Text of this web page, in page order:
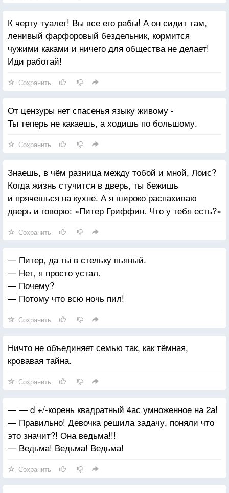
К черту туалет! Вы все его рабы! А он сидит там,
ленивый фарфоровый бездельник, кормится
чужими каками и ничего для общества не делает!
Иди работай!
Сохранить
От цензуры нет спасенья языку живому -
Ты теперь не какаешь, а ходишь по большому.
Сохранить
Знаешь, в чём разница между тобой и мной, Лоис?
Когда жизнь стучится в дверь, ты бежишь
и прячешься на кухне. А я широко распахиваю
дверь и говорю: «Питер Гриффин. Что у тебя есть?»
Сохранить
— Питер, да ты в стельку пьяный.
— Нет, я просто устал.
— Почему?
— Потому что всю ночь пил!
Сохранить
Ничто не объединяет семью так, как тёмная,
кровавая тайна.
Сохранить
— — d +/-корень квадратный 4ас умноженное на 2а!
— Правильно! Девочка решила задачу, поняли что
это значит?! Она ведьма!!!
— Ведьма! Ведьма! Ведьма!
Сохранить